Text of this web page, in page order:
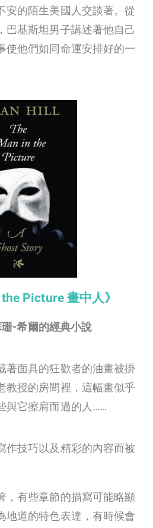
安的陌生美國人交談著。從
巴基斯坦男子講述著他自己
使他們如同命運安排好的一
Picture 畫中人》
-希爾的經典小說
著面具的狂歡者的油畫被掛
教授的房間裡，這幅畫似乎
與它擦肩而過的人……
作技巧以及精彩的內容而被
，有些章節的描寫可能略顯
地道的特色表達，有時候會